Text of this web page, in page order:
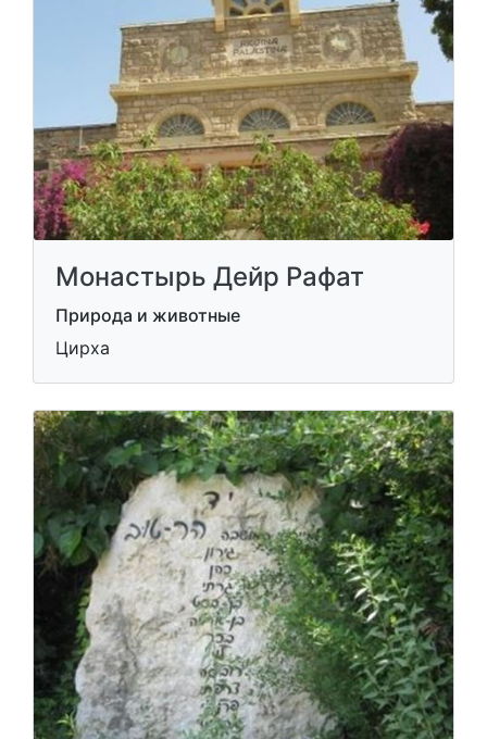
Монастырь Дейр Рафат
Природа и животные
Цирха